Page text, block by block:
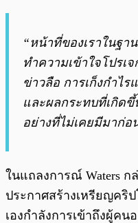
“หน้าที่ของเราในฐา
ทำความเข้าใจโปรเ
ข่าวลือ การเก็งกำไร
และผลกระทบที่เกิดขึ้
อย่างที่ไม่เคยมีมาก่อ
ในแถลงการณ์ Waters ก
ประกาศสร้างเหรียญคริป
เองกำลังการเข้าถึงผู้ค